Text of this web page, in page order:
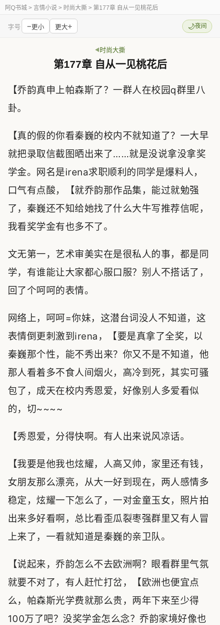
阿Q书城 > 言情小说 > 时尚大撕 > 第177章 自从一见桃花后
字号 −更小 更大+ 🌙夜间
时尚大撕
第177章 自从一见桃花后
【乔韵真申上帕森斯了？一群人在校园q群里八
卦。
【真的假的你看秦巍的校内不就知道了？一大早
就把录取信截图晒出来了……就是没说拿没拿奖
学金。网名是irena求职顺利的同学是爆料人，
口气有点酸，【就乔韵那作品集，能过就勉强
了，秦巍还不知给她找了什么大牛写推荐信呢，
我看奖学金有也多不了。
文无第一，艺术审美实在是很私人的事，都是同
学，有谁能让大家都心服口服？别人不搭话了，
回了个呵呵的表情。
网络上，呵呵=你妹，这潜台词没人不知道，这
表情倒更刺激到irena，【要是真拿了全奖，以
秦巍那个性，能不秀出来？你又不是不知道，他
那人看着多不食人间烟火，高冷到死，其实可骚
包了，成天在校内秀恩爱，好像别人多爱看似
的，切~~~~
【秀恩爱，分得快啊。有人出来说风凉话。
【我要是他我也炫耀，人高又帅，家里还有钱，
女朋友那么漂亮，从大一好到现在，两人感情多
稳定，炫耀一下怎么了，一对金童玉女，照片拍
出来多好看啊，总比看歪瓜裂枣强群里又有人冒
上来了，一看就知道是秦巍的亲卫队。
【说起来，乔韵怎么不去欧洲啊？眼看群里气氛
就要不对了，有人赶忙打岔，【欧洲也便宜点
么，帕森斯光学费就那么贵，两年下来至少得
100万了吧？没奖学金怎么念？乔韵家境好像也